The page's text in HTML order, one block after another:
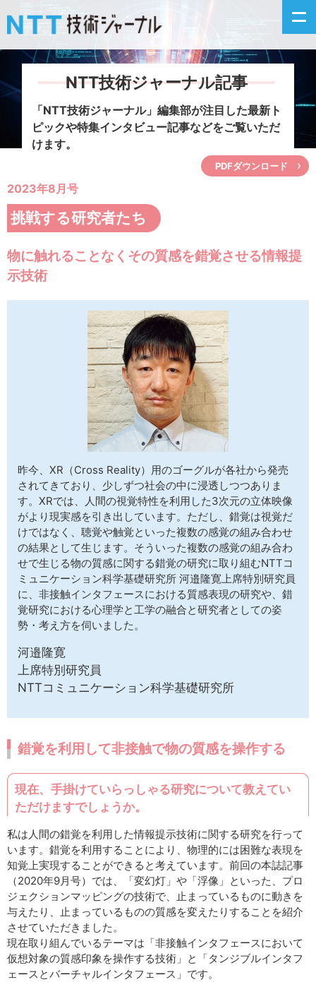
新着情報
掲載月毎記事
イベントカレンダー
サイトマップ
NTT技術ジャーナル記事
「NTT技術ジャーナル」編集部が注目した最新ト
ピックや特集インタビュー記事などをご覧いただ
けます。
PDFダウンロード
2023年8月号
挑戦する研究者たち
物に触れることなくその質感を錯覚させる情報提
示技術
昨今、XR（Cross Reality）用のゴーグルが各社から発売
されてきており、少しずつ社会の中に浸透しつつありま
す。XRでは、人間の視覚特性を利用した3次元の立体映像
がより現実感を引き出しています。ただし、錯覚は視覚だ
けではなく、聴覚や触覚といった複数の感覚の組み合わせ
の結果として生じます。そういった複数の感覚の組み合わ
せで生じる物の質感に関する錯覚の研究に取り組むNTTコ
ミュニケーション科学基礎研究所 河邉隆寛上席特別研究員
に、非接触インタフェースにおける質感表現の研究や、錯
覚研究における心理学と工学の融合と研究者としての姿
勢・考え方を伺いました。
河邉隆寛
上席特別研究員
NTTコミュニケーション科学基礎研究所
錯覚を利用して非接触で物の質感を操作する
現在、手掛けていらっしゃる研究について教えてい
ただけますでしょうか。
私は人間の錯覚を利用した情報提示技術に関する研究を行って
います。錯覚を利用することにより、物理的には困難な表現を
知覚上実現することができると考えています。前回の本誌記事
（2020年9月号）では、「変幻灯」や「浮像」といった、プロ
ジェクションマッピングの技術で、止まっているものに動きを
与えたり、止まっているものの質感を変えたりすることを紹介
させていただきました。
現在取り組んでいるテーマは「非接触インタフェースにおいて
仮想対象の質感印象を操作する技術」と「タンジブルインタフ
ェースとバーチャルインタフェース」です。